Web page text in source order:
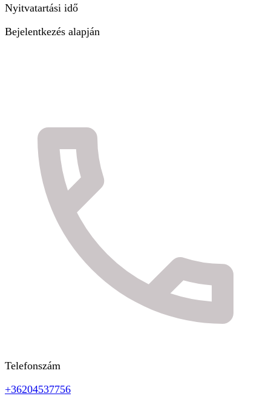
Nyitvatartási idő
Bejelentkezés alapján
Telefonszám
+36204537756